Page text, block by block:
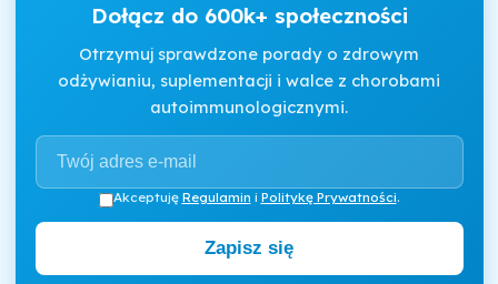
Dołącz do 600k+ społeczności
Otrzymuj sprawdzone porady o zdrowym
odżywianiu, suplementacji i walce z chorobami
autoimmunologicznymi.
Akceptuję Regulamin i Politykę Prywatności.
Zapisz się